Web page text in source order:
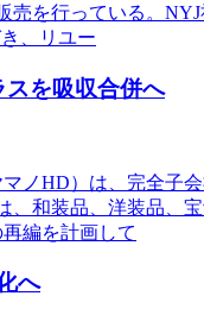
を行っている。
、リユー
を吸収合併へ
ノHD）は、完全子
和装品、洋装品、
編を計画して
へ